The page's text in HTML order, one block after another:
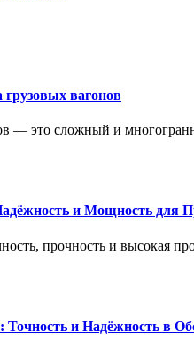
вагонов
— это сложный и
и Мощность для
прочность и высокая
Точность и Надёжность в